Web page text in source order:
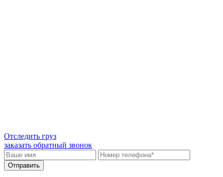
Отследить груз
заказать обратный звонок